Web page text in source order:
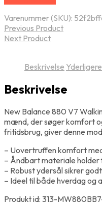
Varenummer (SKU):
Previous Product
Next Product
Beskrivelse
Beskrivelse
New Balance 880 V7
mænd, der søger komfort
fritidsbrug, giver denne
– Uovertruffen komfort
– Åndbart materiale
– Robust ydersål sikrer
– Ideel til både hverdag og
Produkt id: 313-